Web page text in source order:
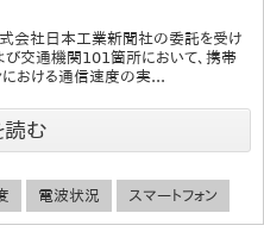
式会社日本工業新聞社の委託を受け
び交通機関101箇所において、携帯
における通信速度の実...
読む
電波状況 スマートフォン